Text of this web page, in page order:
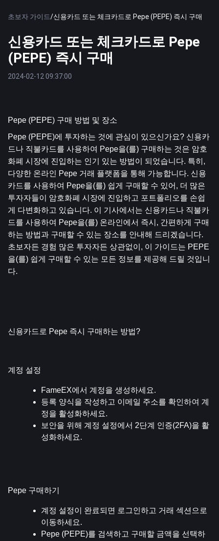
초보자 가이드/신용카드 또는 체크카드로 Pepe (PEPE) 즉시 구매
신용카드 또는 체크카드로 Pepe
(PEPE) 즉시 구매
2024-02-12 09:37:00
Pepe (PEPE) 구매 방법 및 장소
Pepe (PEPE)에 투자하는 것에 관심이 있으신가요? 신용카
드나 직불카드를 사용하여 Pepe을(를) 구매하는 것은 암호
화폐 시장에 진입하는 인기 있는 방법이 되었습니다. 특히,
다양한 온라인 Pepe 거래 플랫폼을 통해 가능합니다. 신용
카드를 사용하여 Pepe을(를) 쉽게 구매할 수 있어, 더 많은
투자자들이 암호화폐 시장에 진입하고 포트폴리오를 손쉽
게 다변화하고 있습니다. 이 기사에서는 신용카드나 직불카
드를 사용하여 Pepe을(를) 온라인에서 즉시, 간편하게 구매
하는 방법과 구매할 수 있는 장소를 안내해 드리겠습니다.
초보자든 경험 많은 투자자든 상관없이, 이 가이드는 PEPE
을(를) 쉽게 구매할 수 있는 모든 정보를 제공해 드릴 것입니
다.
신용카드로 Pepe 즉시 구매하는 방법?
계정 설정
FameEX에서 계정을 생성하세요.
등록 양식을 작성하고 이메일 주소를 확인하여 계
정을 활성화하세요.
보안을 위해 계정 설정에서 2단계 인증(2FA)을 활
성화하세요.
Pepe 구매하기
계정 설정이 완료되면 로그인하고 거래 섹션으로
이동하세요.
Pepe (PEPE)를 검색하고 구매할 금액을 선택하